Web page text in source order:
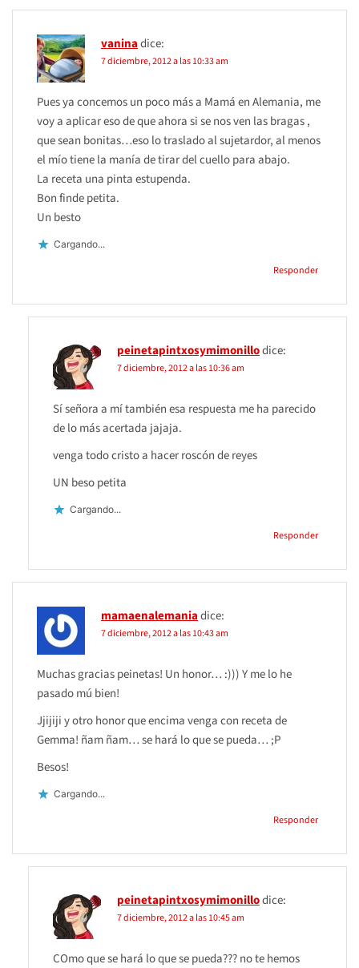
vaninadice:
7 diciembre, 2012 a las 10:33 am
Pues ya concemos un poco más a Mamá en Alemania, me
voy a aplicar eso de que ahora si se nos ven las bragas ,
que sean bonitas…eso lo traslado al sujetardor, al menos
el mío tiene la manía de tirar del cuello para abajo.
La receta una pinta estupenda.
Bon finde petita.
Un besto
Cargando...
Responder
peinetapintxosymimonillodice:
7 diciembre, 2012 a las 10:36 am
Sí señora a mí también esa respuesta me ha parecido
de lo más acertada jajaja.
venga todo cristo a hacer roscón de reyes
UN beso petita
Cargando...
Responder
mamaenalemaniadice:
7 diciembre, 2012 a las 10:43 am
Muchas gracias peinetas! Un honor… :))) Y me lo he
pasado mú bien!
Jjijiji y otro honor que encima venga con receta de
Gemma! ñam ñam… se hará lo que se pueda… ;P
Besos!
Cargando...
Responder
peinetapintxosymimonillodice:
7 diciembre, 2012 a las 10:45 am
COmo que se hará lo que se pueda??? no te hemos